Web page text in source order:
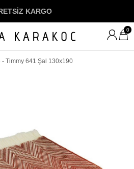
KARGO
0
- Timmy 641 Şal 130x190